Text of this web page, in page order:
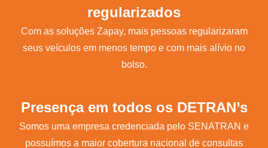
regularizados
Com as soluções Zapay, mais pessoas regularizaram
seus veículos em menos tempo e com mais alívio no
bolso.
Presença em todos os DETRAN’s
Somos uma empresa credenciada pelo SENATRAN e
possuímos a maior cobertura nacional de consultas